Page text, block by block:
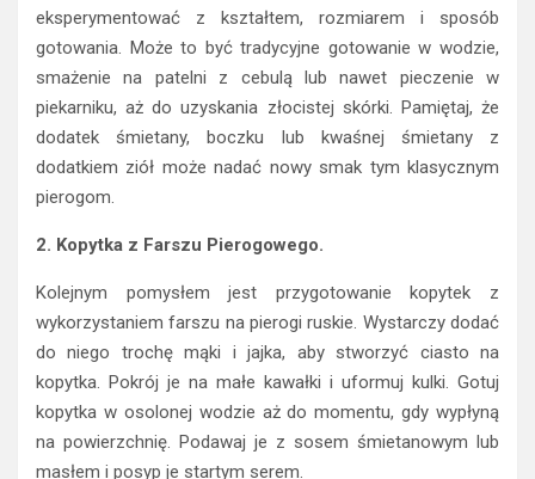
eksperymentować z kształtem, rozmiarem i sposób
gotowania. Może to być tradycyjne gotowanie w wodzie,
smażenie na patelni z cebulą lub nawet pieczenie w
piekarniku, aż do uzyskania złocistej skórki. Pamiętaj, że
dodatek śmietany, boczku lub kwaśnej śmietany z
dodatkiem ziół może nadać nowy smak tym klasycznym
pierogom.
2. Kopytka z Farszu Pierogowego.
Kolejnym pomysłem jest przygotowanie kopytek z
wykorzystaniem farszu na pierogi ruskie. Wystarczy dodać
do niego trochę mąki i jajka, aby stworzyć ciasto na
kopytka. Pokrój je na małe kawałki i uformuj kulki. Gotuj
kopytka w osolonej wodzie aż do momentu, gdy wypłyną
na powierzchnię. Podawaj je z sosem śmietanowym lub
masłem i posyp je startym serem.